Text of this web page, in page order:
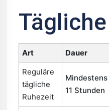
Art Dauer
Reguläre
tägliche
Ruhezeit
Mindestens
11 Stunden